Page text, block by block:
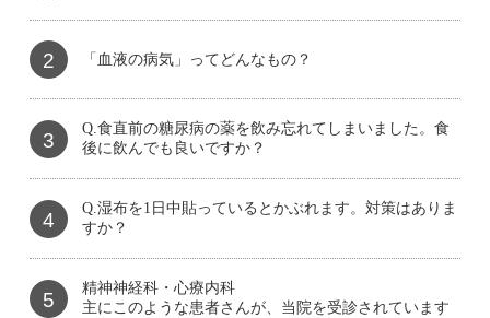
2 「血液の病気」ってどんなもの？
3
Q.食直前の糖尿病の薬を飲み忘れてしまいました。食
後に飲んでも良いですか？
4
Q.湿布を1日中貼っているとかぶれます。対策はありま
すか？
5
精神神経科・心療内科
主にこのような患者さんが、当院を受診されています